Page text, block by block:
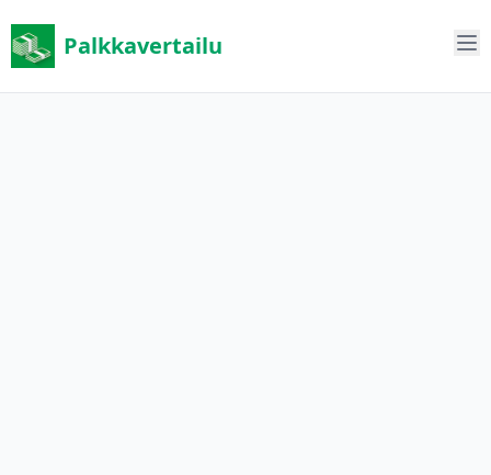
Palkkavertailu